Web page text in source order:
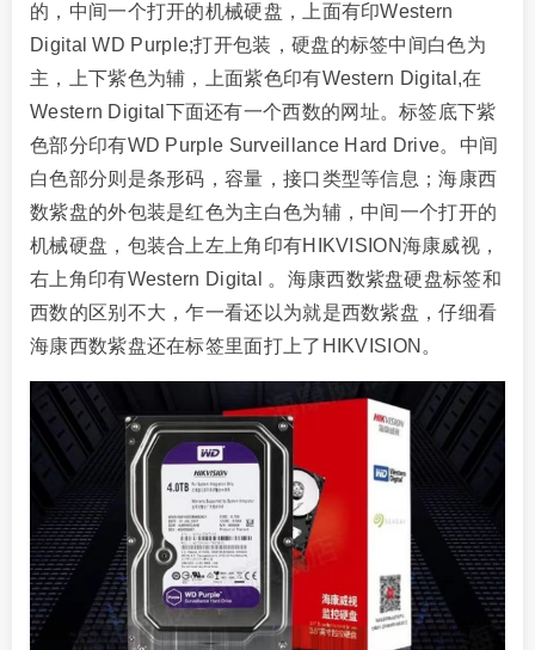
的，中间一个打开的机械硬盘，上面有印Western
Digital WD Purple;打开包装，硬盘的标签中间白色为
主，上下紫色为辅，上面紫色印有Western Digital,在
Western Digital下面还有一个西数的网址。标签底下紫
色部分印有WD Purple Surveillance Hard Drive。中间
白色部分则是条形码，容量，接口类型等信息；海康西
数紫盘的外包装是红色为主白色为辅，中间一个打开的
机械硬盘，包装合上左上角印有HIKVISION海康威视，
右上角印有Western Digital 。海康西数紫盘硬盘标签和
西数的区别不大，乍一看还以为就是西数紫盘，仔细看
海康西数紫盘还在标签里面打上了HIKVISION。